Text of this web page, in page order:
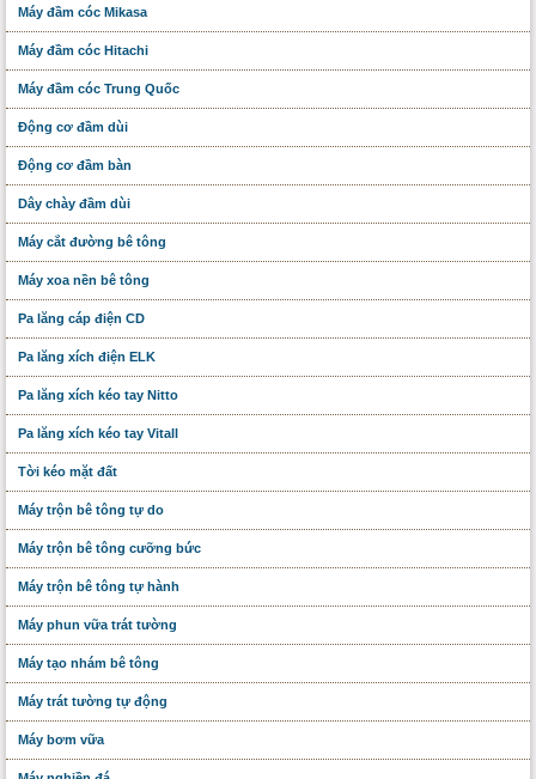
Máy đầm cóc Mikasa
Máy đầm cóc Hitachi
Máy đầm cóc Trung Quốc
Động cơ đầm dùi
Động cơ đầm bàn
Dây chày đầm dùi
Máy cắt đường bê tông
Máy xoa nền bê tông
Pa lăng cáp điện CD
Pa lăng xích điện ELK
Pa lăng xích kéo tay Nitto
Pa lăng xích kéo tay Vitall
Tời kéo mặt đất
Máy trộn bê tông tự do
Máy trộn bê tông cưỡng bức
Máy trộn bê tông tự hành
Máy phun vữa trát tường
Máy tạo nhám bê tông
Máy trát tường tự động
Máy bơm vữa